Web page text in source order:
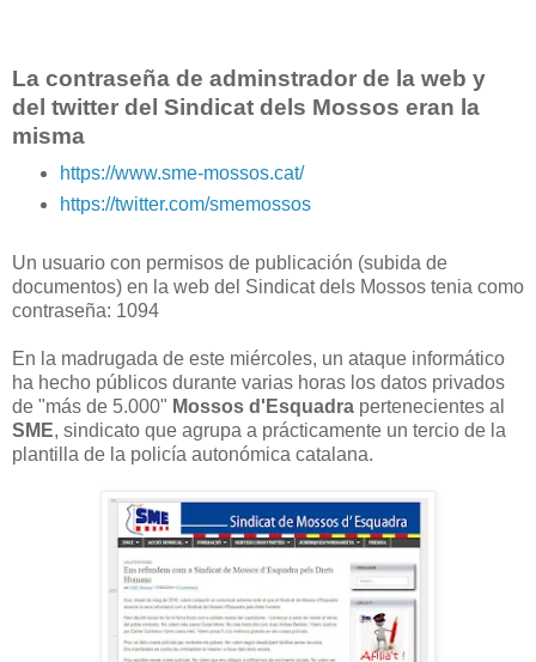
La contraseña de adminstrador de la web y
del twitter del Sindicat dels Mossos eran la
misma
https://www.sme-mossos.cat/
https://twitter.com/smemossos
Un usuario con permisos de publicación (subida de
documentos) en la web del Sindicat dels Mossos tenia como
contraseña: 1094
En la madrugada de este miércoles, un ataque informático
ha hecho públicos durante varias horas los datos privados
de "más de 5.000" Mossos d'Esquadra pertenecientes al
SME, sindicato que agrupa a prácticamente un tercio de la
plantilla de la policía autonómica catalana.